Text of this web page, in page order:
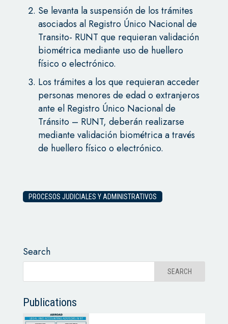
Se levanta la suspensión de los trámites
asociados al Registro Único Nacional de
Transito- RUNT que requieran validación
biométrica mediante uso de huellero
físico o electrónico.
Los trámites a los que requieran acceder
personas menores de edad o extranjeros
ante el Registro Único Nacional de
Tránsito – RUNT, deberán realizarse
mediante validación biométrica a través
de huellero físico o electrónico.
PROCESOS JUDICIALES Y ADMINISTRATIVOS
Search
Publications